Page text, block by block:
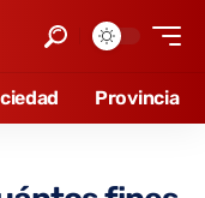
Provincia